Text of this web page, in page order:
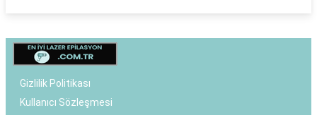
Gizlilik Politikası
Kullanıcı Sözleşmesi